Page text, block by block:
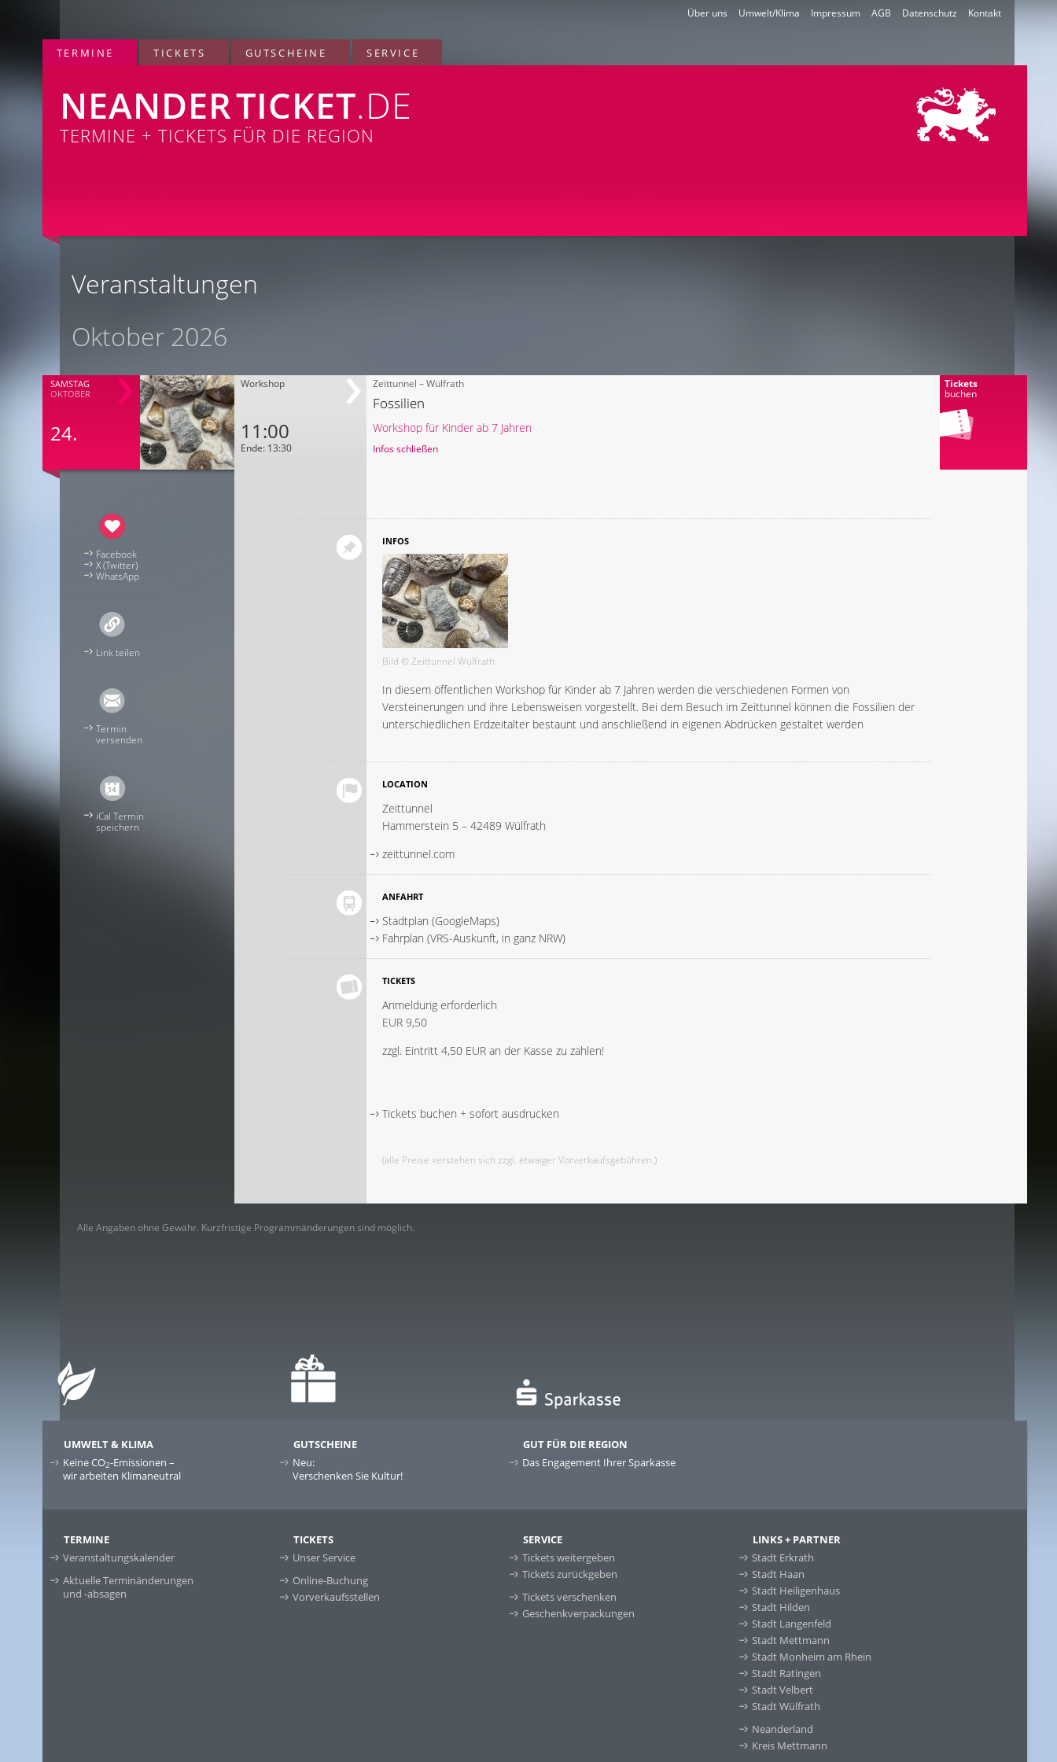
Kontakt
Datenschutz
AGB
Impressum
Umwelt/Klima
Über uns
TERMINE TICKETS GUTSCHEINE SERVICE
NEANDERTICKET.DE
TERMINE + TICKETS FÜR DIE REGION
Veranstaltungen
Oktober 2026
SAMSTAG
OKTOBER
24.
Workshop
11:00
Ende: 13:30
Tickets
buchen
Zeittunnel – Wülfrath
Fossilien
Workshop für Kinder ab 7 Jahren
Infos schließen
Facebook
X (Twitter)
WhatsApp
Link teilen
Termin
versenden
iCal Termin
speichern
INFOS
Bild © Zeittunnel Wülfrath
In diesem öffentlichen Workshop für Kinder ab 7 Jahren werden die verschiedenen Formen von
Versteinerungen und ihre Lebensweisen vorgestellt. Bei dem Besuch im Zeittunnel können die Fossilien der
unterschiedlichen Erdzeitalter bestaunt und anschließend in eigenen Abdrücken gestaltet werden
LOCATION
Zeittunnel
Hammerstein 5 – 42489 Wülfrath
zeittunnel.com
ANFAHRT
Stadtplan (GoogleMaps)
Fahrplan (VRS-Auskunft, in ganz NRW)
TICKETS
Anmeldung erforderlich
EUR 9,50
zzgl. Eintritt 4,50 EUR an der Kasse zu zahlen!
Tickets buchen + sofort ausdrucken
(alle Preise verstehen sich zzgl. etwaiger Vorverkaufsgebühren.)
Alle Angaben ohne Gewähr. Kurzfristige Programmänderungen sind möglich.
UMWELT & KLIMA
Keine CO2-Emissionen –
wir arbeiten Klimaneutral
GUTSCHEINE
Neu:
Verschenken Sie Kultur!
GUT FÜR DIE REGION
Das Engagement Ihrer Sparkasse
TERMINE
Veranstaltungskalender
Aktuelle Terminänderungen
und -absagen
TICKETS
Unser Service
Online-Buchung
Vorverkaufsstellen
SERVICE
Tickets weitergeben
Tickets zurückgeben
Tickets verschenken
Geschenkverpackungen
LINKS + PARTNER
Stadt Erkrath
Stadt Haan
Stadt Heiligenhaus
Stadt Hilden
Stadt Langenfeld
Stadt Mettmann
Stadt Monheim am Rhein
Stadt Ratingen
Stadt Velbert
Stadt Wülfrath
Neanderland
Kreis Mettmann